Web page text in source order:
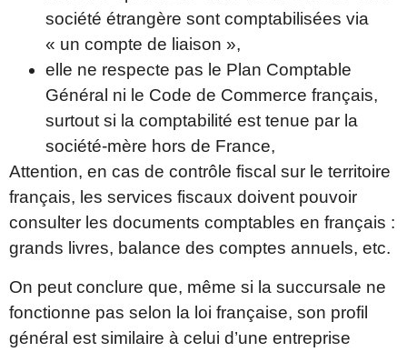
société étrangère sont comptabilisées via
« un compte de liaison »,
elle ne respecte pas le Plan Comptable
Général ni le Code de Commerce français,
surtout si la comptabilité est tenue par la
société-mère hors de France,
Attention, en cas de contrôle fiscal sur le territoire
français, les services fiscaux doivent pouvoir
consulter les documents comptables en français :
grands livres, balance des comptes annuels, etc.
On peut conclure que, même si la succursale ne
fonctionne pas selon la loi française, son profil
général est similaire à celui d’une entreprise